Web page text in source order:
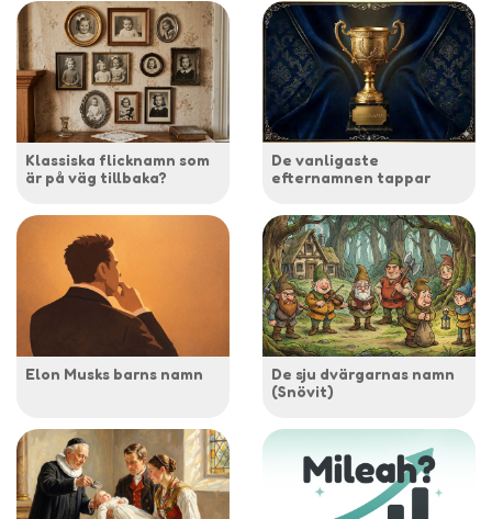
Klassiska flicknamn som
är på väg tillbaka?
De vanligaste
efternamnen tappar
Elon Musks barns namn
De sju dvärgarnas namn
(Snövit)